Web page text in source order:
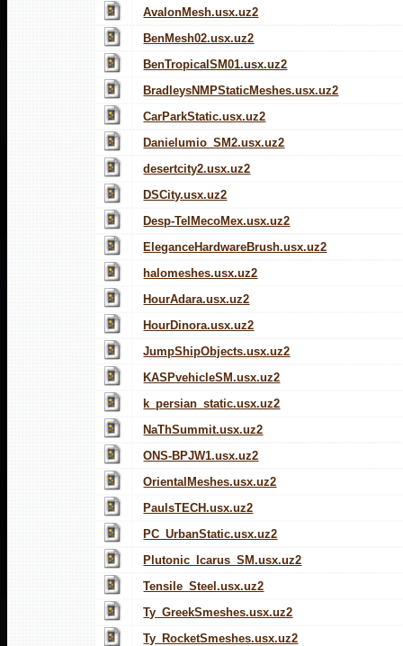
AvalonMesh.usx.uz2
BenMesh02.usx.uz2
BenTropicalSM01.usx.uz2
BradleysNMPStaticMeshes.usx.uz2
CarParkStatic.usx.uz2
Danielumio_SM2.usx.uz2
desertcity2.usx.uz2
DSCity.usx.uz2
Desp-TelMecoMex.usx.uz2
EleganceHardwareBrush.usx.uz2
halomeshes.usx.uz2
HourAdara.usx.uz2
HourDinora.usx.uz2
JumpShipObjects.usx.uz2
KASPvehicleSM.usx.uz2
k_persian_static.usx.uz2
NaThSummit.usx.uz2
ONS-BPJW1.usx.uz2
OrientalMeshes.usx.uz2
PaulsTECH.usx.uz2
PC_UrbanStatic.usx.uz2
Plutonic_Icarus_SM.usx.uz2
Tensile_Steel.usx.uz2
Ty_GreekSmeshes.usx.uz2
Ty_RocketSmeshes.usx.uz2